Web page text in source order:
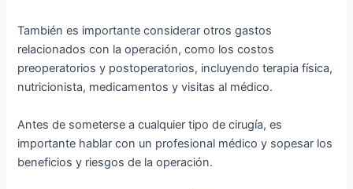
También es importante considerar otros gastos
relacionados con la operación, como los costos
preoperatorios y postoperatorios, incluyendo terapia física,
nutricionista, medicamentos y visitas al médico.
Antes de someterse a cualquier tipo de cirugía, es
importante hablar con un profesional médico y sopesar los
beneficios y riesgos de la operación.